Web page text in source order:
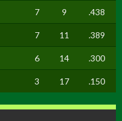
7 9 .438
7 11 .389
6 14 .300
3 17 .150